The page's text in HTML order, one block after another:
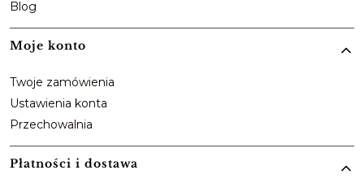
Blog
Moje konto
Twoje zamówienia
Ustawienia konta
Przechowalnia
Płatności i dostawa